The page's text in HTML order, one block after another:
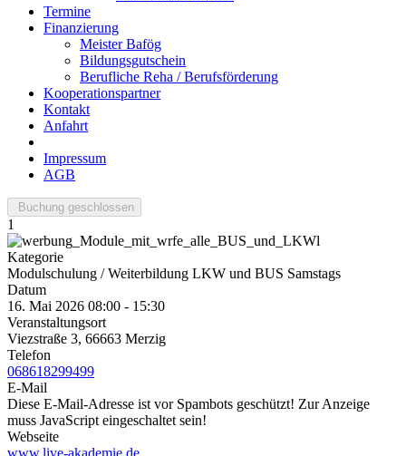
Termine
Finanzierung
Meister Bafög
Bildungsgutschein
Berufliche Reha / Berufsförderung
Kooperationspartner
Kontakt
Anfahrt
Impressum
AGB
Buchung geschlossen
1
Kategorie
Modulschulung / Weiterbildung LKW und BUS Samstags
Datum
16. Mai 2026 08:00 - 15:30
Veranstaltungsort
Viezstraße 3, 66663 Merzig
Telefon
068618299499
E-Mail
Diese E-Mail-Adresse ist vor Spambots geschützt! Zur Anzeige
muss JavaScript eingeschaltet sein!
Webseite